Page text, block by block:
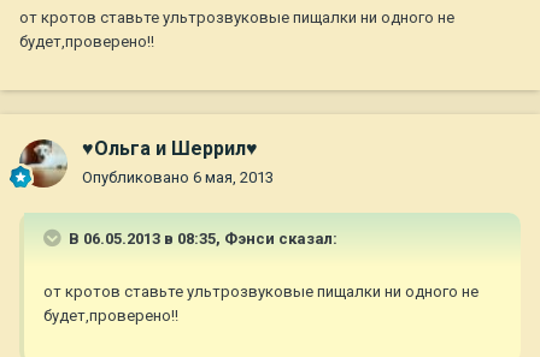
от кротов ставьте ультрозвуковые пищалки ни одного не
будет,проверено!!
♥Ольга и Шеррил♥
Опубликовано 6 мая, 2013
В 06.05.2013 в 08:35, Фэнси сказал:
от кротов ставьте ультрозвуковые пищалки ни одного не
будет,проверено!!